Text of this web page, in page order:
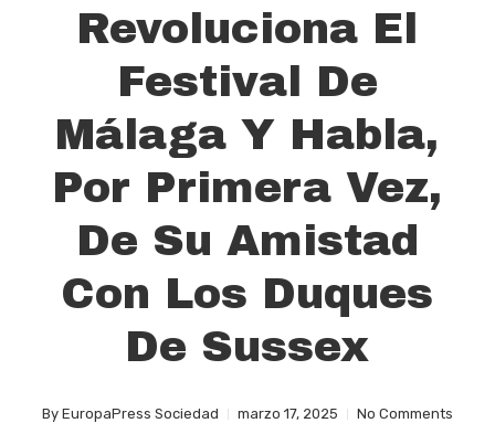
Revoluciona El
Festival De
Málaga Y Habla,
Por Primera Vez,
De Su Amistad
Con Los Duques
De Sussex
By EuropaPress Sociedad marzo 17, 2025 No Comments